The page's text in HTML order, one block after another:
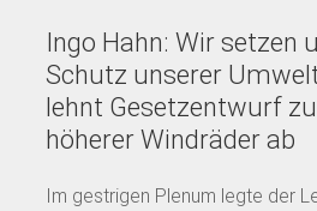
Ingo Hahn: Wir setzen
Schutz unserer
lehnt Gesetzentwurf
höherer Windräder ab
Im gestrigen Plenum legte der